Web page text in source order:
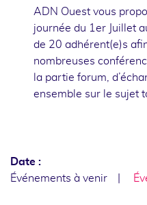
ADN Ouest vous
journée du 1er Juillet
de 20 adhérent(e)s
nombreuses
la partie forum,
ensemble sur le sujet
Date :
Événements à venir